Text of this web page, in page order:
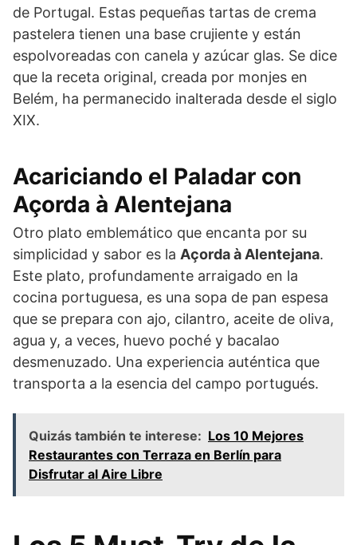
de Portugal. Estas pequeñas tartas de crema
pastelera tienen una base crujiente y están
espolvoreadas con canela y azúcar glas. Se dice
que la receta original, creada por monjes en
Belém, ha permanecido inalterada desde el siglo
XIX.
Acariciando el Paladar con
Açorda à Alentejana
Otro plato emblemático que encanta por su
simplicidad y sabor es la Açorda à Alentejana.
Este plato, profundamente arraigado en la
cocina portuguesa, es una sopa de pan espesa
que se prepara con ajo, cilantro, aceite de oliva,
agua y, a veces, huevo poché y bacalao
desmenuzado. Una experiencia auténtica que
transporta a la esencia del campo portugués.
Quizás también te interese: Los 10 Mejores
Restaurantes con Terraza en Berlín para
Disfrutar al Aire Libre